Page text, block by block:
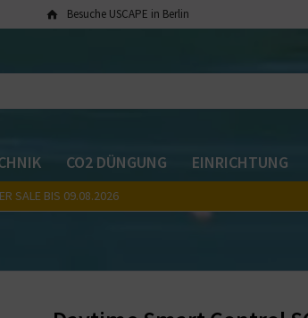
Besuche USCAPE in Berlin
CO2 DÜNGUNG EINRICHTUNG
SALE BIS 09.08.2026